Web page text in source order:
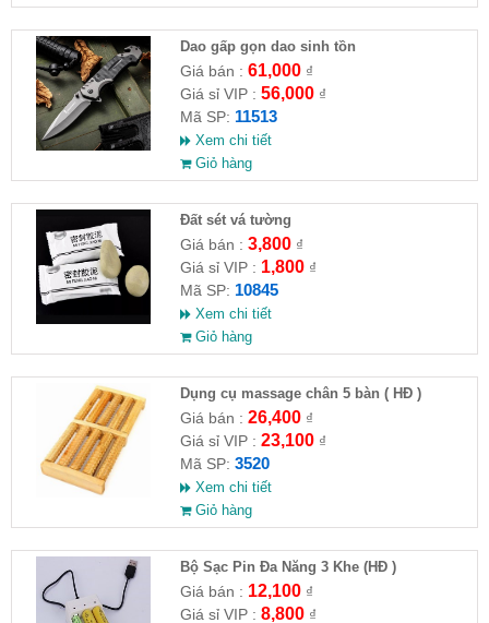
Dao gấp gọn dao sinh tồn
Giá bán : 61,000₫
Giá sỉ VIP : 56,000₫
Mã SP: 11513
Xem chi tiết
Giỏ hàng
Đất sét vá tường
Giá bán : 3,800₫
Giá sỉ VIP : 1,800₫
Mã SP: 10845
Xem chi tiết
Giỏ hàng
Dụng cụ massage chân 5 bàn ( HĐ )
Giá bán : 26,400₫
Giá sỉ VIP : 23,100₫
Mã SP: 3520
Xem chi tiết
Giỏ hàng
Bộ Sạc Pin Đa Năng 3 Khe (HĐ )
Giá bán : 12,100₫
Giá sỉ VIP : 8,800₫